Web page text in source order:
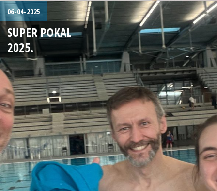
06-04-2025
SUPER POKAL
2025.